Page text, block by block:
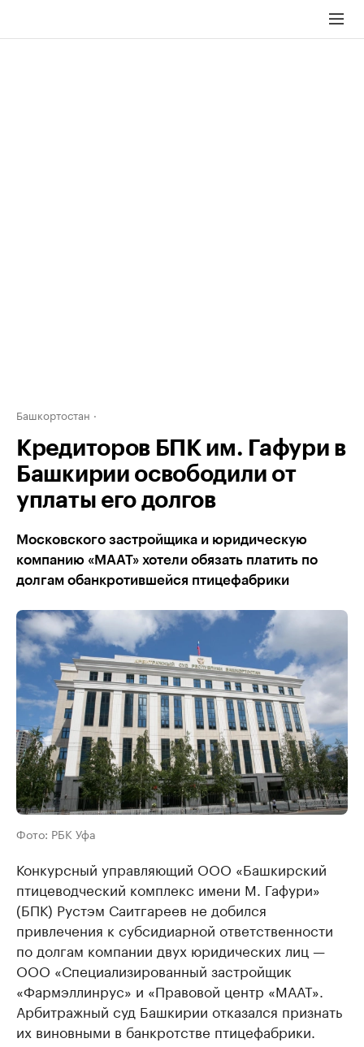
Башкортостан
Кредиторов БПК им. Гафури в
Башкирии освободили от
уплаты его долгов
Московского застройщика и юридическую
компанию «МААТ» хотели обязать платить по
долгам обанкротившейся птицефабрики
Фото: РБК Уфа
Конкурсный управляющий ООО «Башкирский
птицеводческий комплекс имени М. Гафури»
(БПК) Рустэм Саитгареев не добился
привлечения к субсидиарной ответственности
по долгам компании двух юридических лиц —
ООО «Специализированный застройщик
«Фармэллинрус» и «Правовой центр «МААТ».
Арбитражный суд Башкирии отказался признать
их виновными в банкротстве птицефабрики.